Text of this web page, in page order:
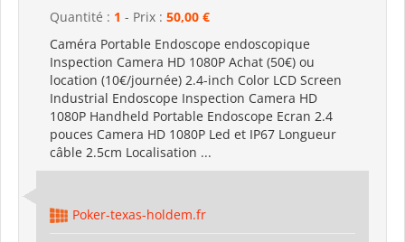
Quantité : 1 - Prix : 50,00 €
Caméra Portable Endoscope endoscopique
Inspection Camera HD 1080P Achat (50€) ou
location (10€/journée) 2.4-inch Color LCD Screen
Industrial Endoscope Inspection Camera HD
1080P Handheld Portable Endoscope Ecran 2.4
pouces Camera HD 1080P Led et IP67 Longueur
câble 2.5cm Localisation ...
Poker-texas-holdem.fr